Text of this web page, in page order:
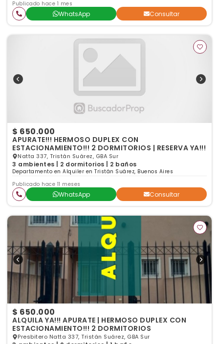
Publicado hace 1 mes
WhatsApp Consultar
$ 650.000
APURATE!!! HERMOSO DUPLEX CON
ESTACIONAMIENTO!!! 2 DORMITORIOS | RESERVA YA!!!
Natta 337, Tristán Suárez, GBA Sur
3 ambientes | 2 dormitorios | 2 baños
Departamento en Alquiler en Tristán Suárez, Buenos Aires
Publicado hace 11 meses
WhatsApp Consultar
$ 650.000
ALQUILA YA!!! APURATE | HERMOSO DUPLEX CON
ESTACIONAMIENTO!!! 2 DORMITORIOS
Presbitero Natta 337, Tristán Suárez, GBA Sur